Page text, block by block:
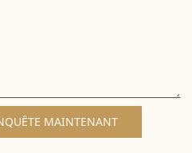
MAINTENANT